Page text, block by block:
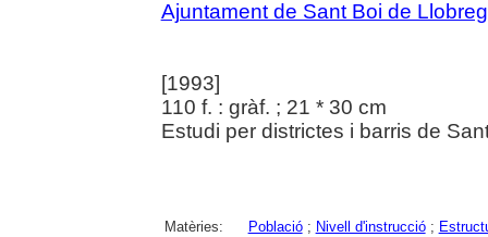
Ajuntament de Sant Boi de
[1993]
110 f. : gràf. ; 21 * 30 cm
Estudi per districtes i barris de
Matèries: Població; Nivell d'instrucció;